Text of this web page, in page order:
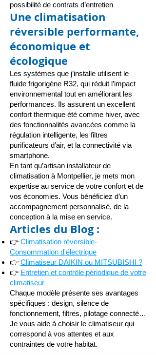
possibilité de contrats d’entretien
Une climatisation
réversible performante,
économique et
écologique
Les systèmes que j’installe utilisent le
fluide frigorigène R32, qui réduit l’impact
environnemental tout en améliorant les
performances. Ils assurent un excellent
confort thermique été comme hiver, avec
des fonctionnalités avancées comme la
régulation intelligente, les filtres
purificateurs d’air, et la connectivité via
smartphone.
En tant qu’artisan installateur de
climatisation à Montpellier, je mets mon
expertise au service de votre confort et de
vos économies. Vous bénéficiez d’un
accompagnement personnalisé, de la
conception à la mise en service.
Articles du Blog :
👉 Climatisation réversible-
Consommation d'électrique
👉 Climatiseur DAIKIN ou MITSUBISHI ?
👉 Entretien et contrôle périodique de votre
climatiseur
Chaque modèle présente ses avantages
spécifiques : design, silence de
fonctionnement, filtres, pilotage connecté…
Je vous aide à choisir le climatiseur qui
correspond à vos attentes et aux
contraintes de votre habitat.